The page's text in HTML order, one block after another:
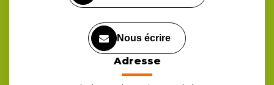
Nous écrire
Adresse